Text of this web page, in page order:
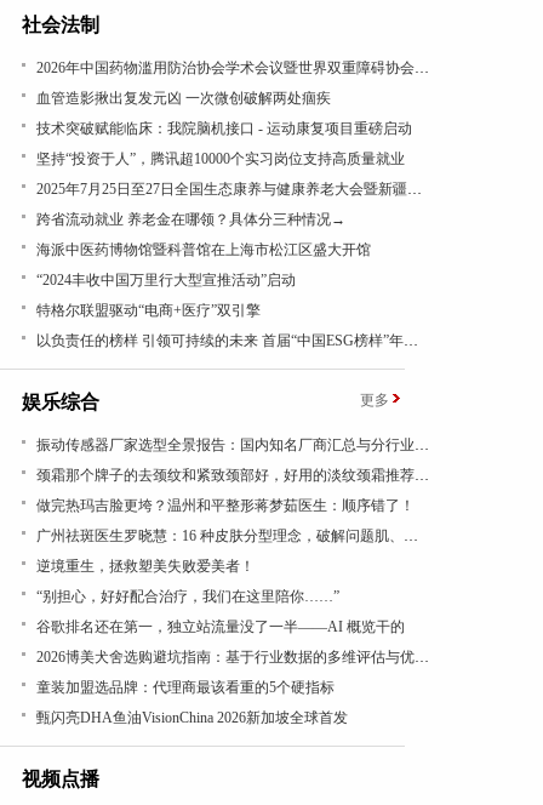
社会法制
2026年中国药物滥用防治协会学术会议暨世界双重障碍协会年会在沪召开
血管造影揪出复发元凶 一次微创破解两处痼疾
技术突破赋能临床：我院脑机接口 - 运动康复项目重磅启动
坚持“投资于人”，腾讯超10000个实习岗位支持高质量就业
2025年7月25日至27日全国生态康养与健康养老大会暨新疆昭苏康养旅游文化活动成功举办
跨省流动就业 养老金在哪领？具体分三种情况→
海派中医药博物馆暨科普馆在上海市松江区盛大开馆
“2024丰收中国万里行大型宣推活动”启动
特格尔联盟驱动“电商+医疗”双引擎
以负责任的榜样 引领可持续的未来 首届“中国ESG榜样”年度盛典成功举办
娱乐综合 更多
振动传感器厂家选型全景报告：国内知名厂商汇总与分行业应用差异深度解析
颈霜那个牌子的去颈纹和紧致颈部好，好用的淡纹颈霜推荐，成分党闭眼入，紧致抗皱有效
做完热玛吉脸更垮？温州和平整形蒋梦茹医生：顺序错了！
广州祛斑医生罗晓慧：16 种皮肤分型理念，破解问题肌、疑难色素管理困局
逆境重生，拯救塑美失败爱美者！
“别担心，好好配合治疗，我们在这里陪你……”
谷歌排名还在第一，独立站流量没了一半——AI 概览干的
2026博美犬舍选购避坑指南：基于行业数据的多维评估与优选参考
童装加盟选品牌：代理商最该看重的5个硬指标
甄闪亮DHA鱼油VisionChina 2026新加坡全球首发
视频点播